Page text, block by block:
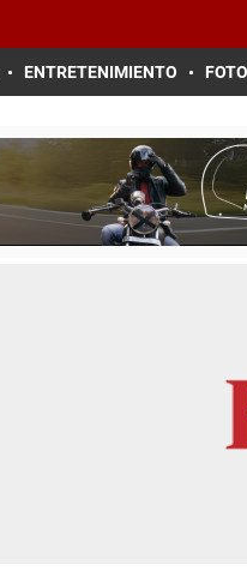
ENTRETENIMIENTO